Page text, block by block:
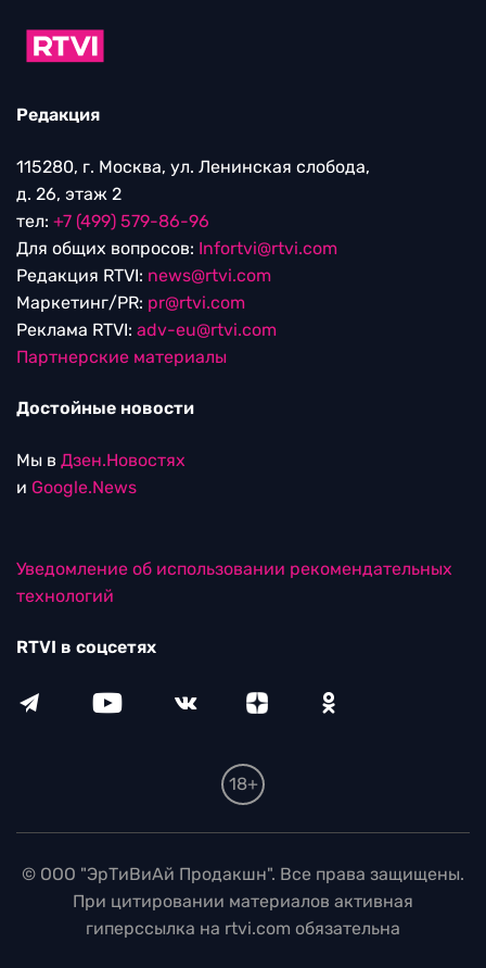
Редакция
115280, г. Москва, ул. Ленинская слобода,
д. 26, этаж 2
тел: +7 (499) 579-86-96
Для общих вопросов: Infortvi@rtvi.com
Редакция RTVI: news@rtvi.com
Маркетинг/PR: pr@rtvi.com
Реклама RTVI: adv-eu@rtvi.com
Партнерские материалы
Достойные новости
Мы в Дзен.Новостях
и Google.News
Уведомление об использовании рекомендательных
технологий
RTVI в соцсетях
18+
© ООО "ЭрТиВиАй Продакшн". Все права защищены.
При цитировании материалов активная
гиперссылка на rtvi.com обязательна